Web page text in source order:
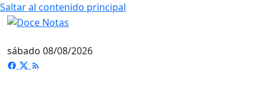
Saltar al contenido principal
sábado 08/08/2026